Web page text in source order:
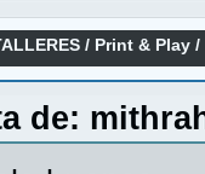
/ Print & Play /
de: